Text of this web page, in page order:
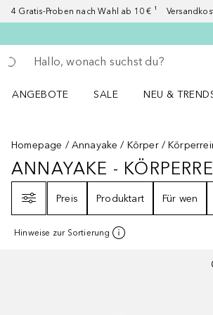
4 Gratis-Proben nach Wahl ab 10 € ¹
Gehe zurück
Suche ausführen
ANGEBOTE
SALE
NEU &
Homepage Annayake Körper
ANNAYAKE -
ANNAYAKE -
Preis
Produktart Für wen
Hinweise zur Sortierung